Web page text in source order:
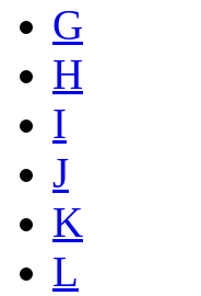
G
H
I
J
K
L